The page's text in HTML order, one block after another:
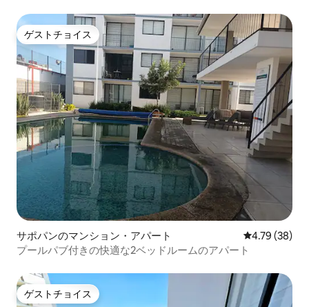
ゲストチョイス
ゲストチョイス
サポパンのマンション・アパート レビュー38
4.79 (38)
プールパブ付きの快適な2ベッドルームのアパート
ゲストチョイス
ゲストチョイス